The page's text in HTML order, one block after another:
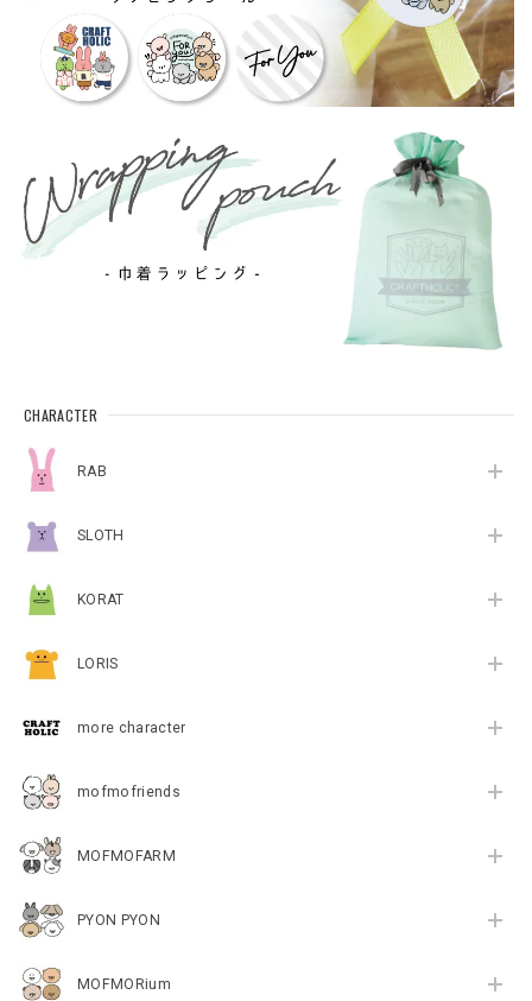
CHARACTER
RAB
SLOTH
KORAT
LORIS
more character
mofmofriends
MOFMOFARM
PYON PYON
MOFMORium